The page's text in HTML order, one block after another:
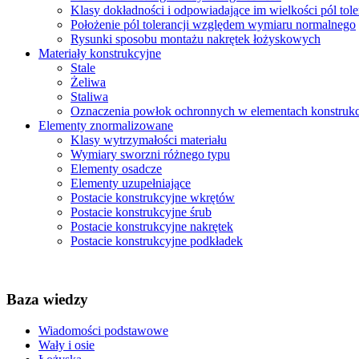
Klasy dokładności i odpowiadające im wielkości pól
Położenie pól tolerancji względem wymiaru normalnego
Rysunki sposobu montażu nakrętek łożyskowych
Materiały konstrukcyjne
Stale
Żeliwa
Staliwa
Oznaczenia powłok ochronnych w elementach
Elementy znormalizowane
Klasy wytrzymałości materiału
Wymiary sworzni różnego typu
Elementy osadcze
Elementy uzupełniające
Postacie konstrukcyjne wkrętów
Postacie konstrukcyjne śrub
Postacie konstrukcyjne nakrętek
Postacie konstrukcyjne podkładek
Baza wiedzy
Wiadomości podstawowe
Wały i osie